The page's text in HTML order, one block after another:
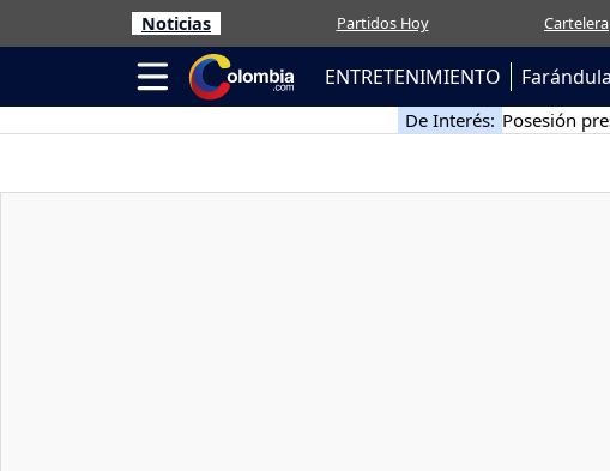
Noticias Partidos Hoy Cartelera
ENTRETENIMIENTO Farándula
De Interés: Posesión